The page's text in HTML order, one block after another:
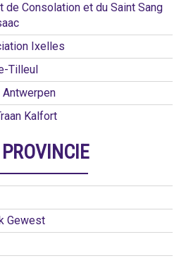
de Consolation et du Saint Sang
Ixelles
Tilleul
Kalfort
Gewest